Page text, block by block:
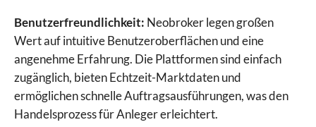
Benutzerfreundlichkeit: Neobroker legen großen
Wert auf intuitive Benutzeroberflächen und eine
angenehme Erfahrung. Die Plattformen sind einfach
zugänglich, bieten Echtzeit-Marktdaten und
ermöglichen schnelle Auftragsausführungen, was den
Handelsprozess für Anleger erleichtert.